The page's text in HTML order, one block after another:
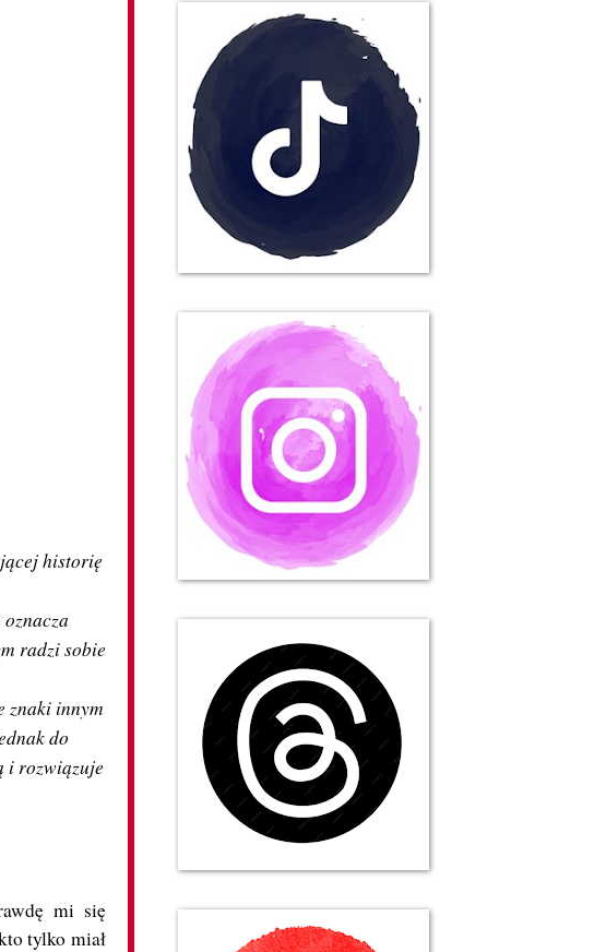
historię
radzi sobie
znaki innym
do
i rozwiązuje
mi się
tylko miał